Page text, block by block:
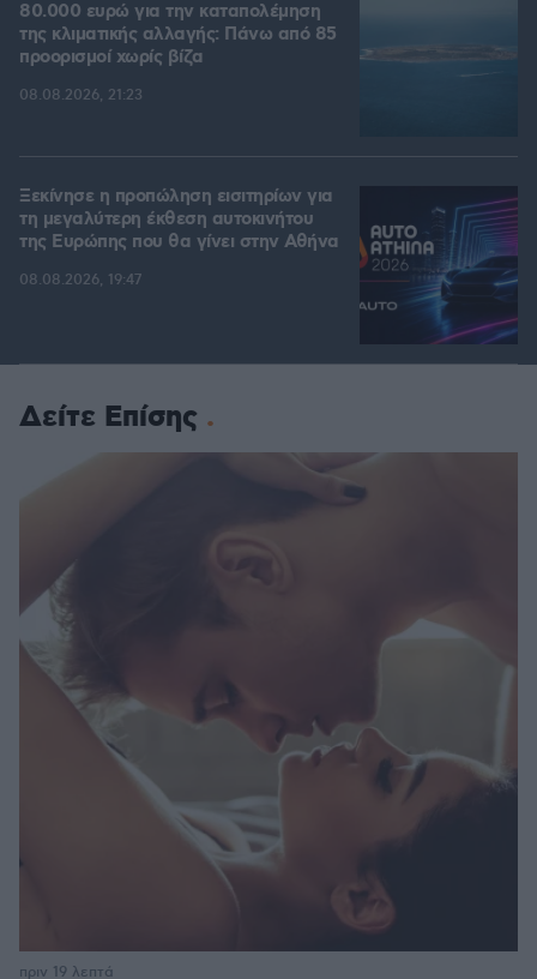
80.000 ευρώ για την καταπολέμηση
της κλιματικής αλλαγής: Πάνω από 85
προορισμοί χωρίς βίζα
08.08.2026, 21:23
Ξεκίνησε η προπώληση εισιτηρίων για
τη μεγαλύτερη έκθεση αυτοκινήτου
της Ευρώπης που θα γίνει στην Αθήνα
08.08.2026, 19:47
Δείτε Επίσης
πριν 19 λεπτά